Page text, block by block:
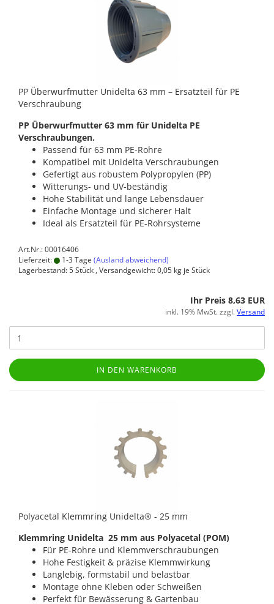
PP Überwurfmutter Unidelta 63 mm – Ersatzteil für PE
Verschraubung
PP Überwurfmutter 63 mm für Unidelta PE
Verschraubungen.
Passend für 63 mm PE-Rohre
Kompatibel mit Unidelta Verschraubungen
Gefertigt aus robustem Polypropylen (PP)
Witterungs- und UV-beständig
Hohe Stabilität und lange Lebensdauer
Einfache Montage und sicherer Halt
Ideal als Ersatzteil für PE-Rohrsysteme
Art.Nr.: 00016406
Lieferzeit:
1-3 Tage (Ausland abweichend)
Lagerbestand: 5 Stück , Versandgewicht:0,05 kg je Stück
Ihr Preis 8,63 EUR
inkl. 19% MwSt. zzgl.Versand
IN DEN WARENKORB
Polyacetal Klemmring Unidelta® - 25 mm
Klemmring Unidelta 25 mm aus Polyacetal (POM)
Für PE-Rohre und Klemmverschraubungen
Hohe Festigkeit & präzise Klemmwirkung
Langlebig, formstabil und belastbar
Montage ohne Kleben oder Schweißen
Perfekt für Bewässerung & Gartenbau